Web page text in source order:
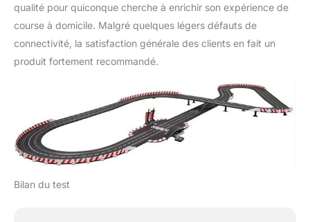
qualité pour quiconque cherche à enrichir son expérience de
course à domicile. Malgré quelques légers défauts de
connectivité, la satisfaction générale des clients en fait un
produit fortement recommandé.
Bilan du test